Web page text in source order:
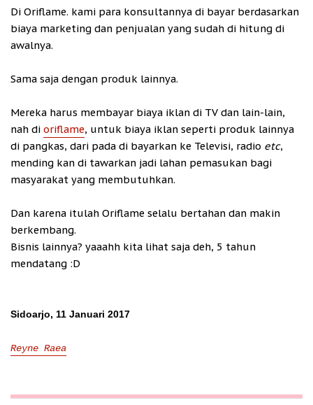
Di Oriflame. kami para konsultannya di bayar berdasarkan
biaya marketing dan penjualan yang sudah di hitung di
awalnya.
Sama saja dengan produk lainnya.
Mereka harus membayar biaya iklan di TV dan lain-lain,
nah di oriflame, untuk biaya iklan seperti produk lainnya
di pangkas, dari pada di bayarkan ke Televisi, radio etc,
mending kan di tawarkan jadi lahan pemasukan bagi
masyarakat yang membutuhkan.
Dan karena itulah Oriflame selalu bertahan dan makin
berkembang.
Bisnis lainnya? yaaahh kita lihat saja deh, 5 tahun
mendatang :D
Sidoarjo, 11 Januari 2017
Reyne Raea